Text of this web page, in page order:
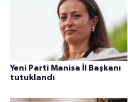
Yeni Parti Manisa İl Başkanı
tutuklandı